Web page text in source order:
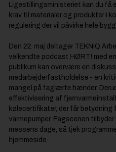
Ligestillingsministeriet kan du få
krav til materialer og produkter i
regulering der vil påvirke hele
Den 22. maj deltager TEKNIQ
velkendte podcast HØRT! med
publikum kan overvære en
medarbejderfastholdelse - en
mangel på faglærte hænder.
effektivisering af
kølecertifikater, der får betydning
varmepumper. Fagscenen
messens dage, så tjek
hjemmeside.